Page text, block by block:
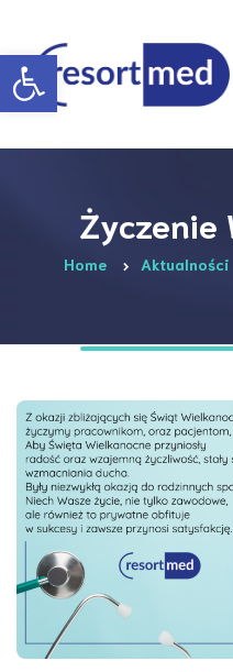
Otwórz pasek narzędzi
Życzenie
Home Aktualności